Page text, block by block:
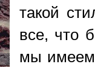
такой
все, что
мы имеем